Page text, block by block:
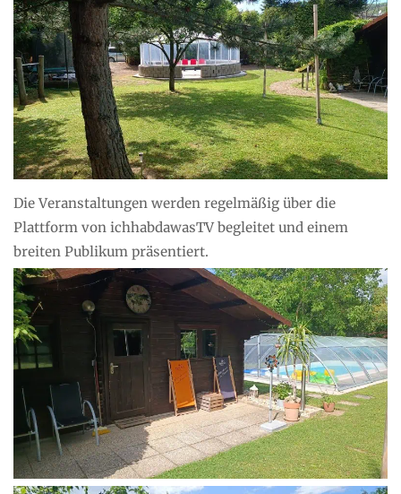
Die Veranstaltungen werden regelmäßig über die
Plattform von ichhabdawasTV begleitet und einem
breiten Publikum präsentiert.